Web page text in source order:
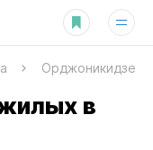
Орджоникидзе
в